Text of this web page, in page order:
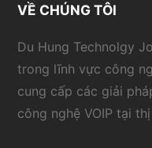
VỀ CHÚNG TÔI
Du Hung Technolgy
trong lĩnh vực công
cung cấp các giải
công nghệ VOIP tại